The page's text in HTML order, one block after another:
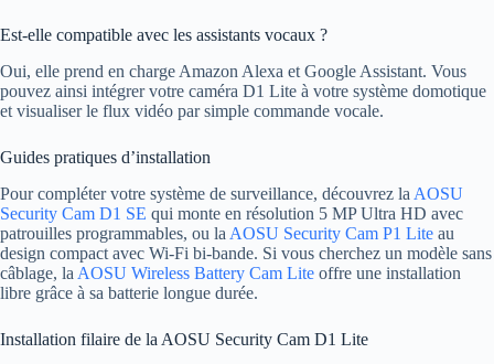
Est-elle compatible avec les assistants vocaux ?
Oui, elle prend en charge Amazon Alexa et Google Assistant. Vous
pouvez ainsi intégrer votre caméra D1 Lite à votre système domotique
et visualiser le flux vidéo par simple commande vocale.
Guides pratiques d’installation
Pour compléter votre système de surveillance, découvrez la AOSU
Security Cam D1 SE qui monte en résolution 5 MP Ultra HD avec
patrouilles programmables, ou la AOSU Security Cam P1 Lite au
design compact avec Wi-Fi bi-bande. Si vous cherchez un modèle sans
câblage, la AOSU Wireless Battery Cam Lite offre une installation
libre grâce à sa batterie longue durée.
Installation filaire de la AOSU Security Cam D1 Lite